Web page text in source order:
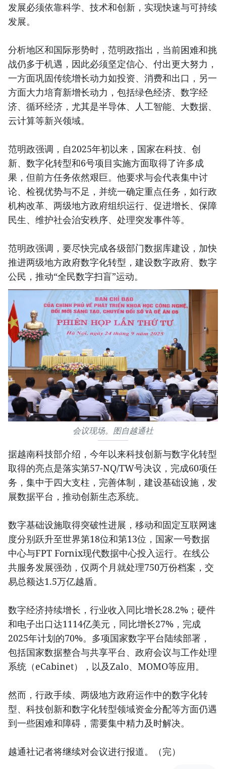
发展必须依靠科学、技术和创新，实现快速与可持续
发展。
分析地区和国际形势时，范明政指出，当前困难和挑
战仍多于机遇，因此必须坚定信心、付出更大努力，
一方面巩固传统增长动力如投资、消费和出口，另一
方面大力培育新增长动力，包括绿色经济、数字经
济、循环经济，尤其是半导体、人工智能、大数据、
云计算等新兴领域。
范明政强调，自2025年初以来，国家在科技、创
新、数字化转型和6号项目实施方面取得了许多成
果，但前方任务依然艰巨。他要求与会代表集中讨
论、检视优势与不足，并统一确定重点任务，如行政
机构改革、两级地方政府组织运行、促进增长、保障
民生、维护社会治安秩序、处理突发事件等。
范明政强调，要尽快完成各级部门数据库建设，加快
推进两级地方政府数字化转型，建设数字政府、数字
公民，推动“全民数字扫盲”运动。
会议现场。图自越通社
据越南科技部介绍，今年以来科技创新与数字化转型
取得的亮点是落实第57-NQ/TW号决议，完成60项任
务，集中于四大支柱，完善体制，建设基础设施，发
展数据平台，推动创新生态系统。
数字基础设施取得突破性进展，移动和固定互联网速
度分别跃升至世界第18位和第13位，国家一号数据
中心与FPT Fornix现代数据中心投入运行。在线公
共服务发展强劲，仅两个月就处理750万份档案，交
易总额达1.5万亿越盾。
数字经济持续增长，行业收入同比增长28.2%；硬件
和电子出口达1114亿美元，同比增长27%，完成
2025年计划的70%。多项国家数字平台陆续部署，
包括国家数据整合与共享平台、政府会议与工作处理
系统（eCabinet），以及Zalo、MOMO等应用。
然而，行政手续、两级地方政府运作中的数字化转
型、科技创新和数字化转型领域资金分配等方面仍遇
到一些困难和障碍，需要集中精力及时解决。
越通社记者将继续对会议进行报道。（完）